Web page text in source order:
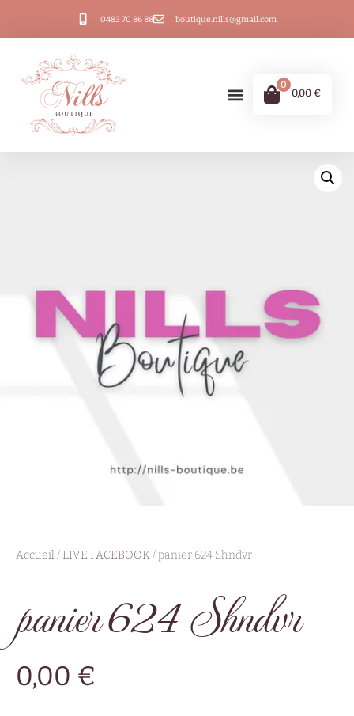
0483 70 86 88 boutique.nills@gmail.com
0
0,00 €
Accueil/ LIVE FACEBOOK/ panier 624 Shndvr
panier 624 Shndvr
0,00 €